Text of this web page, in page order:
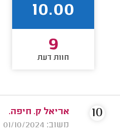
10.00
9
חוות דעת
אריאל ק. חיפה.
משוב: 01/10/2024
10